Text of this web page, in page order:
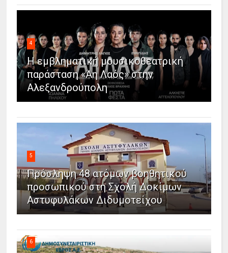
4
Η εμβληματική μουσικοθεατρική
παράσταση «Άη Λαός» στην
Αλεξανδρούπολη
5
Πρόσληψη 48 ατόμων βοηθητικού
προσωπικού στη Σχολή Δοκίμων
Αστυφυλάκων Διδυμοτείχου
6